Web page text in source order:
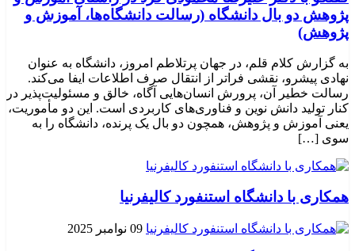
پژوهش دو بال دانشگاه (رسالت دانشگاه‌ها، آموزش و
پژوهش)
به گزارش کلام قلم، در جهان پرتلاطم امروز، دانشگاه به عنوان
نهادی پیشرو، نقشی فراتر از انتقال صرف اطلاعات ایفا می‌کند.
رسالت خطیر آن، پرورش انسان‌هایی آگاه، خالق و مسئولیت‌پذیر در
کنار تولید دانش نوین و فناوری‌های کاربردی است. این دو مأموریت،
یعنی آموزش و پژوهش، همچون دو بال یک پرنده، دانشگاه را به
سوی […]
همکاری با دانشگاه استنفورد کالیفرنیا
09 نوامبر 2025